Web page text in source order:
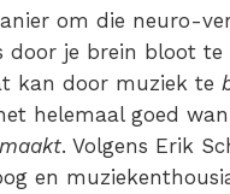
om die neuro-
door je brein bloot te
kan door muziek te
helemaal goed
maakt. Volgens Erik
en